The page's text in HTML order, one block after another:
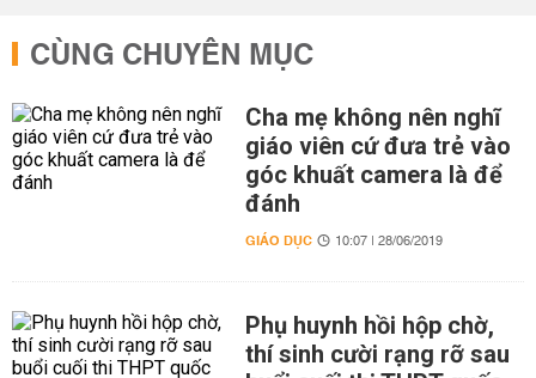
CÙNG CHUYÊN MỤC
Cha mẹ không nên nghĩ
giáo viên cứ đưa trẻ vào
góc khuất camera là để
đánh
GIÁO DỤC 10:07 | 28/06/2019
Phụ huynh hồi hộp chờ,
thí sinh cười rạng rỡ sau